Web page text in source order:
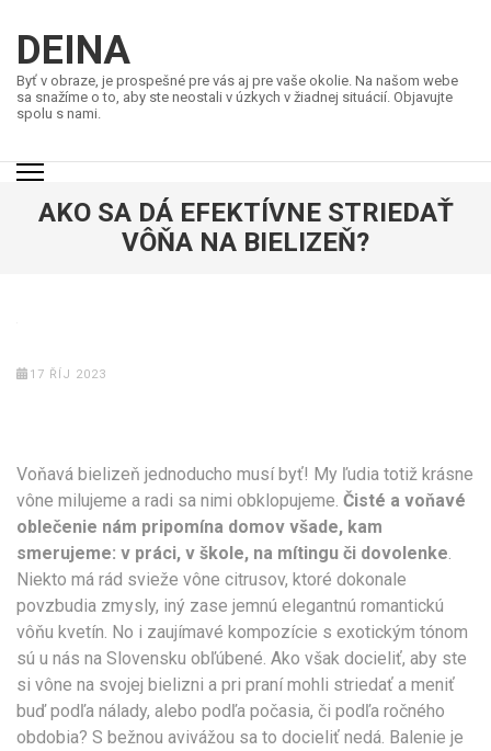
obsah
(stiskněte
Enter)
DEINA
Byť v obraze, je prospešné pre vás aj pre vaše okolie. Na našom webe
sa snažíme o to, aby ste neostali v úzkych v žiadnej situácií. Objavujte
spolu s nami.
AKO SA DÁ EFEKTÍVNE STRIEDAŤ
VÔŇA NA BIELIZEŇ?
17 ŘÍJ 2023
Voňavá bielizeň jednoducho musí byť! My ľudia totiž krásne
vône milujeme a radi sa nimi obklopujeme. Čisté a voňavé
oblečenie nám pripomína domov všade, kam
smerujeme: v práci, v škole, na mítingu či dovolenke
Niekto má rád svieže vône citrusov, ktoré dokonale
povzbudia zmysly, iný zase jemnú elegantnú romantickú
vôňu kvetín. No i zaujímavé kompozície s exotickým tónom
sú u nás na Slovensku obľúbené. Ako však docieliť, aby ste
si vône na svojej bielizni a pri praní mohli striedať a meniť
buď podľa nálady, alebo podľa počasia, či podľa ročného
obdobia? S bežnou avivážou sa to docieliť nedá. Balenie je